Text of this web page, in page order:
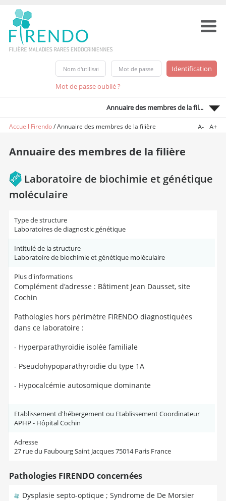
Mot de passe oublié ?
Annuaire des membres de la fil...
Accueil Firendo/Annuaire des membres de la filière A- A+
Annuaire des membres de la filière
Laboratoire de biochimie et génétique
moléculaire
Type de structure
Laboratoires de diagnostic génétique
Intitulé de la structure
Laboratoire de biochimie et génétique moléculaire
Plus d'informations
Complément d'adresse : Bâtiment Jean Dausset, site
Cochin
Pathologies hors périmètre FIRENDO diagnostiquées
dans ce laboratoire :
- Hyperparathyroïdie isolée familiale
- Pseudohypoparathyroïdie du type 1A
- Hypocalcémie autosomique dominante
Etablissement d'hébergement ou Etablissement Coordinateur
APHP - Hôpital Cochin
Adresse
27 rue du Faubourg Saint Jacques 75014 Paris France
Pathologies FIRENDO concernées
Dysplasie septo-optique ; Syndrome de De Morsier